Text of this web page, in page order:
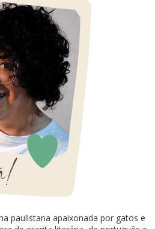
paulistana apaixonada por gatos e